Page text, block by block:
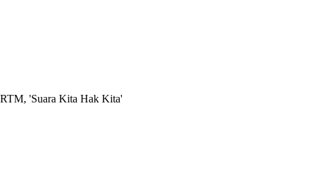
RTM, 'Suara Kita Hak Kita'